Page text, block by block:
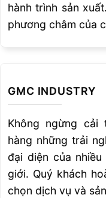
hành trình sản
phương châm của
GMC INDUSTRY
Không ngừng cải
hàng những trải
đại diện của
giới. Quý khách
chọn dịch vụ và